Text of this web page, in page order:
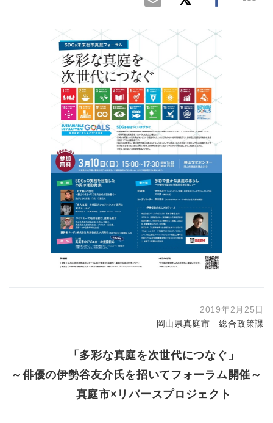
2019年2月25日
岡山県真庭市 総合政策課
「多彩な真庭を次世代につなぐ」
～俳優の伊勢谷友介氏を招いてフォーラム開催～
真庭市×リバースプロジェクト